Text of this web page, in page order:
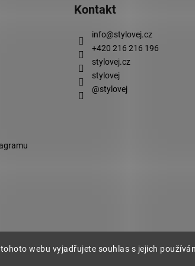
webu vyjadřujete souhlas s jejich
Kontakt
info@stylovej.cz
+420 216 216 196
stylovej.cz
stylovej
@stylovej